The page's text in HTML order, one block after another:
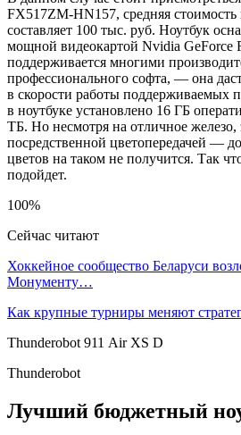
FX517ZM-HN157, средняя стоимость
составляет 100 тыс. руб. Ноутбук
мощной видеокартой Nvidia GeForce
поддерживается многими
профессионального софта, — она
в скорости работы поддерживаемых
в ноутбуке установлено 16 ГБ
ТБ. Но несмотря на отличное железо,
посредственной цветопередачей —
цветов на таком не получится. Так
подойдет.
100%
Сейчас читают
Хоккейное сообщество Беларуси
Монументу…
Как крупные турниры меняют
Thunderobot 911 Air XS D
Thunderobot
Лучший бюджетный